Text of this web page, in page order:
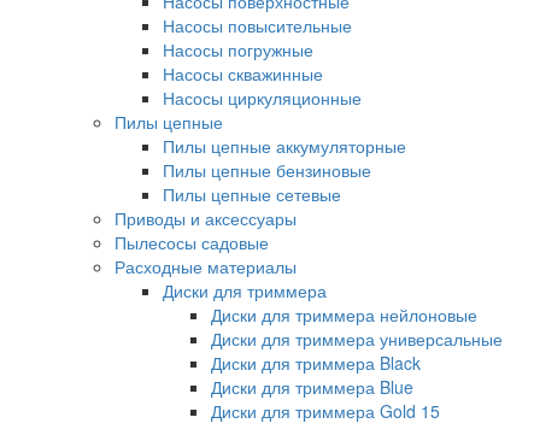
Насосы повысительные
Насосы погружные
Насосы скважинные
Насосы циркуляционные
Пилы цепные
Пилы цепные аккумуляторные
Пилы цепные бензиновые
Пилы цепные сетевые
Приводы и аксессуары
Пылесосы садовые
Расходные материалы
Диски для триммера
Диски для триммера нейлоновые
Диски для триммера универсальные
Диски для триммера Black
Диски для триммера Blue
Диски для триммера Gold 15